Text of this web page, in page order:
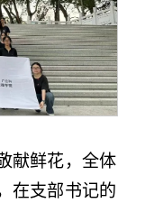
献鲜花，全体
在支部书记的